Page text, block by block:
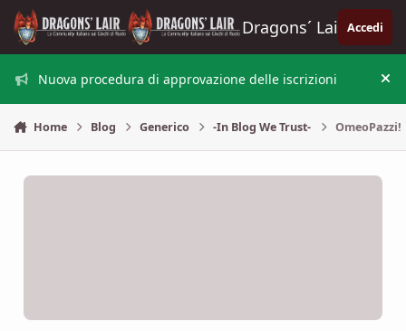
Vai al contenuto
Dragons´ Lair Accedi
Nuova procedura di approvazione delle iscrizioni
Home Blog Generico -In Blog We Trust- OmeoPazzi!